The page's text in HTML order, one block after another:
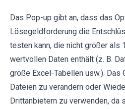
Das Pop-up gibt an, dass das
Lösegeldforderung die
testen kann, die nicht größer als
wertvollen Daten enthält (z. B.
große Excel-Tabellen usw.). Das
Dateien zu verändern oder
Drittanbietern zu verwenden, da